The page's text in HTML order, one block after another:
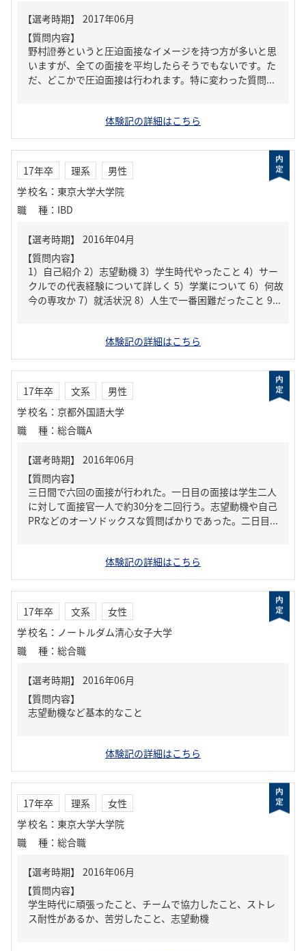
【質問内容】
野村證券というと圧迫面接なイメージを持つ方が多いと思
いますが、全ての面接を平均したらそうでもないです。た
だ、どこかで圧迫面接は行われます。特に変わった質問...
体験記の詳細はこちら
17年卒 理系
男性
学校名 ： 東京大学大学院
職種 ： IBD
【質問内容】
1）自己紹介 2）志望動機 3）学生時代やったこと 4）サー
クルでの代表経験について詳しく 5）学業について 6）何故
今の専攻か 7）就活状況 8）人生で一番困難だったこと 9...
体験記の詳細はこちら
17年卒 文系
男性
学校名 ： 京都外国語大学
職種 ： 総合職A
【質問内容】
三日間で六回の面接が行われた。一日目の面接は学生二人
に対して面接官一人で約30分を二回行う。志望動機や自己
PRなどのオーソドックスな質問ばかりであった。二日目...
体験記の詳細はこちら
17年卒 文系
女性
学校名 ： ノートルダム清心女子大学
職種 ： 総合職
【質問内容】
志望動機など基本的なこと
体験記の詳細はこちら
17年卒 理系
女性
学校名 ： 東京大学大学院
職種 ： 総合職
【質問内容】
学生時代に頑張ったこと、チームで協力したこと、ストレ
ス耐性があるか、苦労したこと、志望動機